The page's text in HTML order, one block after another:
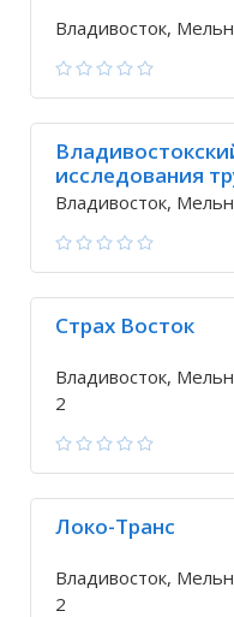
Владивосток,
исследования
Владивосток,
Страх Восток
Владивосток,
2
Локо-Транс
Владивосток,
2